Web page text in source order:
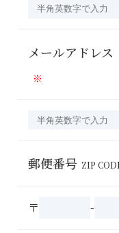
メールアドレス
郵便番号 ZIP
〒 -